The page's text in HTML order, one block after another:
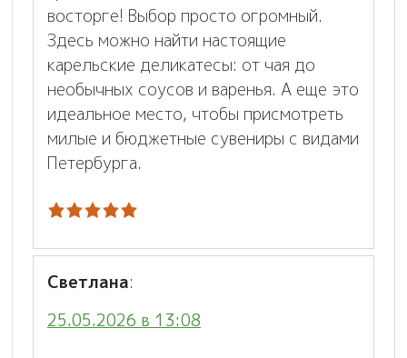
восторге! Выбор просто огромный.
Здесь можно найти настоящие
карельские деликатесы: от чая до
необычных соусов и варенья. А еще это
идеальное место, чтобы присмотреть
милые и бюджетные сувениры с видами
Петербурга.
Светлана:
25.05.2026 в 13:08